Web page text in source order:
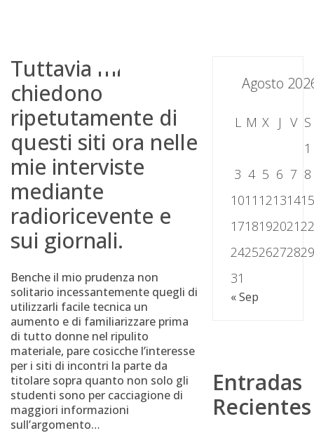
Tuttavia mi
chiedono
ripetutamente di
questi siti ora nelle
mie interviste
mediante
radioricevente e
sui giornali.
Benche il mio prudenza non
solitario incessantemente quegli di
utilizzarli facile tecnica un
aumento e di familiarizzare prima
di tutto donne nel ripulito
materiale, pare cosicche l’interesse
per i siti di incontri la parte da
titolare sopra quanto non solo gli
studenti sono per cacciagione di
maggiori informazioni
sull’argomento…
Agosto
L M X J V S
1
3 4 5 6 7 8
1011 121314
1718192021
2425262728
31
« Sep
Entradas
Recientes